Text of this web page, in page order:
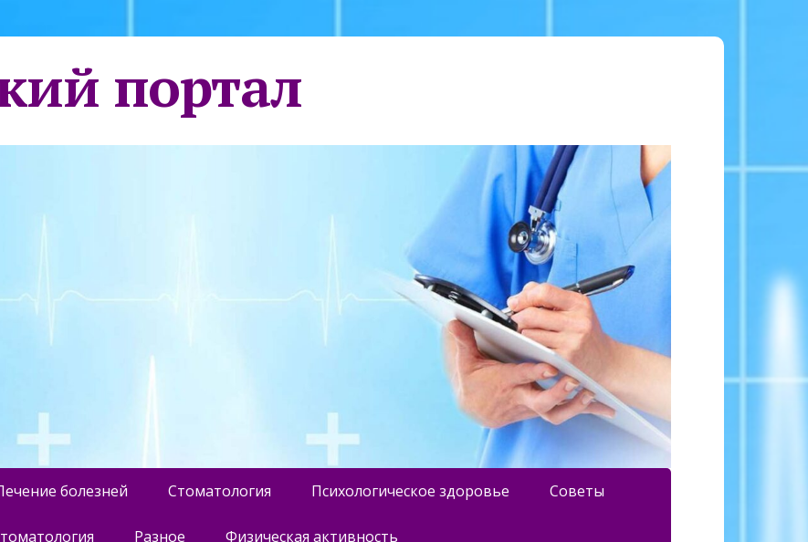
портал
болезней Стоматология Психологическое здоровье Советы
Разное Физическая активность